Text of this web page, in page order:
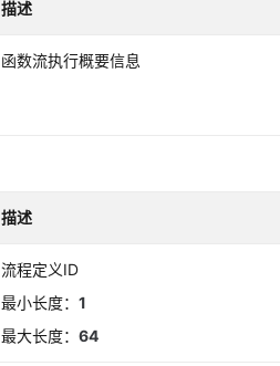
描述
函数流执行概要信息
描述
流程定义ID
最小长度：1
最大长度：64